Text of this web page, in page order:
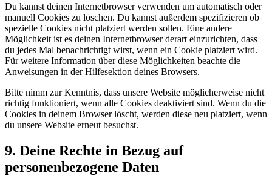
Du kannst deinen Internetbrowser verwenden um automatisch oder
manuell Cookies zu löschen. Du kannst außerdem spezifizieren ob
spezielle Cookies nicht platziert werden sollen. Eine andere
Möglichkeit ist es deinen Internetbrowser derart einzurichten, dass
du jedes Mal benachrichtigt wirst, wenn ein Cookie platziert wird.
Für weitere Information über diese Möglichkeiten beachte die
Anweisungen in der Hilfesektion deines Browsers.
Bitte nimm zur Kenntnis, dass unsere Website möglicherweise nicht
richtig funktioniert, wenn alle Cookies deaktiviert sind. Wenn du die
Cookies in deinem Browser löscht, werden diese neu platziert, wenn
du unsere Website erneut besuchst.
9. Deine Rechte in Bezug auf
personenbezogene Daten